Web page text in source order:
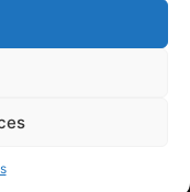
et conception internet: